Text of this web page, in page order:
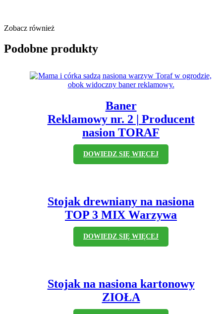
Zobacz również
Podobne produkty
Baner
Reklamowy nr. 2 | Producent
nasion TORAF
DOWIEDZ SIĘ WIĘCEJ
Stojak drewniany na nasiona
TOP 3 MIX Warzywa
DOWIEDZ SIĘ WIĘCEJ
Stojak na nasiona kartonowy
ZIOŁA